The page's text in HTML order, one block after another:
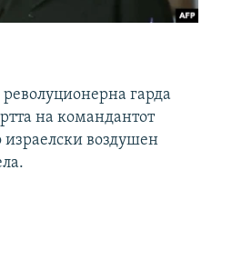
гарда
на командантот
воздушен